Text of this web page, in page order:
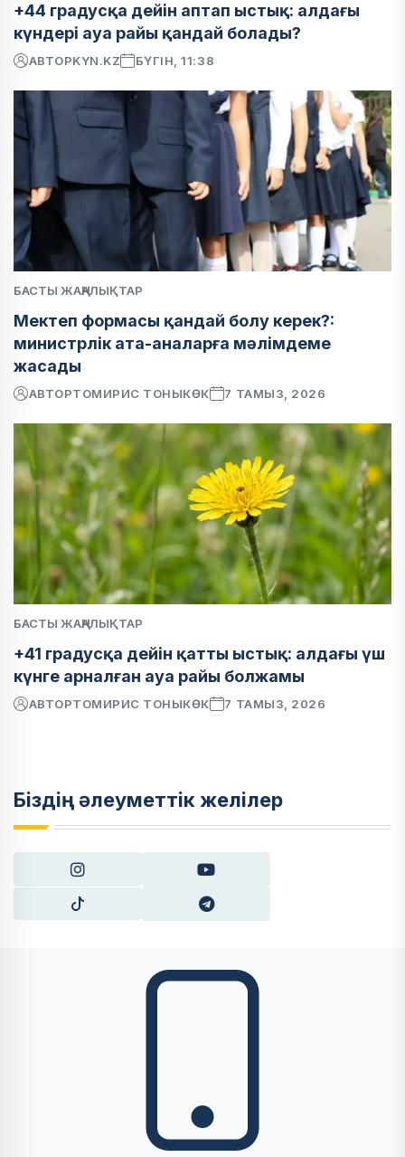
+44 градусқа дейін аптап ыстық: алдағы
күндері ауа райы қандай болады?
АВТОРKYN.KZ БҮГІН, 11:38
БАСТЫ ЖАҢАЛЫҚТАР
Мектеп формасы қандай болу керек?:
министрлік ата-аналарға мәлімдеме
жасады
АВТОРТОМИРИС ТОНЫКӨК 7 ТАМЫЗ, 2026
БАСТЫ ЖАҢАЛЫҚТАР
+41 градусқа дейін қатты ыстық: алдағы үш
күнге арналған ауа райы болжамы
АВТОРТОМИРИС ТОНЫКӨК 7 ТАМЫЗ, 2026
Біздің әлеуметтік желілер